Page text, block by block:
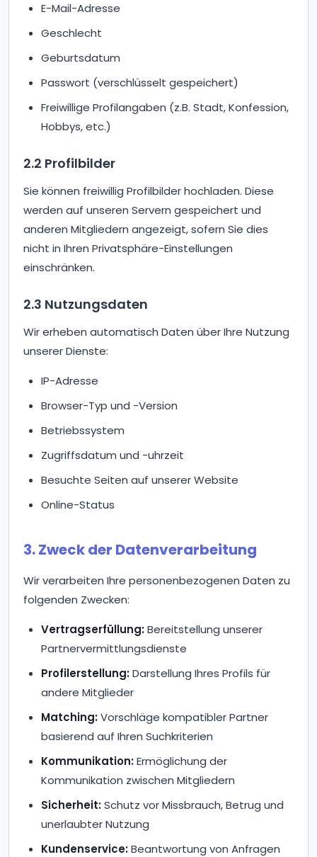
E-Mail-Adresse
Geschlecht
Geburtsdatum
Passwort (verschlüsselt gespeichert)
Freiwillige Profilangaben (z.B. Stadt, Konfession,
Hobbys, etc.)
2.2 Profilbilder
Sie können freiwillig Profilbilder hochladen. Diese
werden auf unseren Servern gespeichert und
anderen Mitgliedern angezeigt, sofern Sie dies
nicht in Ihren Privatsphäre-Einstellungen
einschränken.
2.3 Nutzungsdaten
Wir erheben automatisch Daten über Ihre Nutzung
unserer Dienste:
IP-Adresse
Browser-Typ und -Version
Betriebssystem
Zugriffsdatum und -uhrzeit
Besuchte Seiten auf unserer Website
Online-Status
3. Zweck der Datenverarbeitung
Wir verarbeiten Ihre personenbezogenen Daten zu
folgenden Zwecken:
Vertragserfüllung:Bereitstellung unserer
Partnervermittlungsdienste
Profilerstellung:Darstellung Ihres Profils für
andere Mitglieder
Matching:Vorschläge kompatibler Partner
basierend auf Ihren Suchkriterien
Kommunikation:Ermöglichung der
Kommunikation zwischen Mitgliedern
Sicherheit:Schutz vor Missbrauch, Betrug und
unerlaubter Nutzung
Kundenservice:Beantwortung von Anfragen